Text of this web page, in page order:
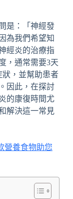
是：「神經發
為我們希望知
經炎的治療指
，通常需要3天
狀，並幫助患者
因此，在探討
的康復時間尤
解決這一常見
營養食物助您